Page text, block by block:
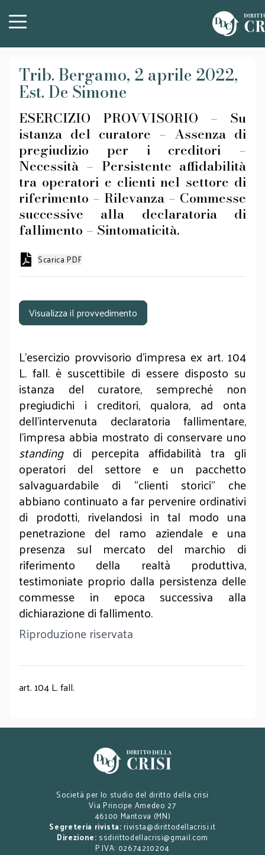
Trib. Bergamo, 2 aprile 2022,
Est. De Simone
ESERCIZIO PROVVISORIO – Su
istanza del curatore – Assenza di
pregiudizio per i creditori –
Necessità – Persistente affidabilità
tra operatori e clienti nel settore di
riferimento – Rilevanza – Commesse
successive alla declaratoria di
fallimento – Sintomaticità.
Scarica PDF
Visualizza il provvedimento
L’esercizio provvisorio d’impresa ex art. 104
L. fall. è suscettibile di essere disposto su
istanza del curatore, sempreché non
pregiudichi i creditori, qualora, ad onta
dell’intervenuta declaratoria fallimentare,
l’impresa abbia mostrato di conservare uno
standingdi percepita affidabilità tra gli
operatori del settore e un pacchetto
salvaguardabile di “clienti storici” che
abbiano continuato a far pervenire ordinativi
di prodotti, rivelandosi in tal modo una
penetrazione del ramo aziendale e una
presenza sul mercato del marchio di
riferimento della realtà produttiva,
testimoniate proprio dalla persistenza delle
commesse in epoca successiva alla
dichiarazione di fallimento.
Riproduzione riservata
art. 104 L. fall.
Società per lo studio del diritto della crisi
Via Principe Amedeo 27
46100 Mantova (MN)
Segreteria rivista: rivista@dirittodellacrisi.it
Direzione: ssdirittodellacrisi@gmail.com
P.IVA: 02674210204